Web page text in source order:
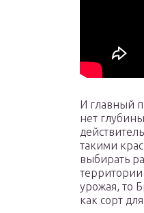
И главный
нет
такими
выбирать
территории
урожая, то
как сорт